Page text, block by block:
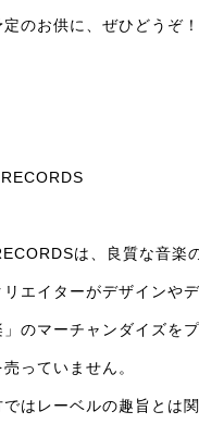
のお供に、ぜひどうぞ！
は、良質な音楽
エイターがデザインや
」のマーチャンダイズを
っていません。
はレーベルの趣旨とは